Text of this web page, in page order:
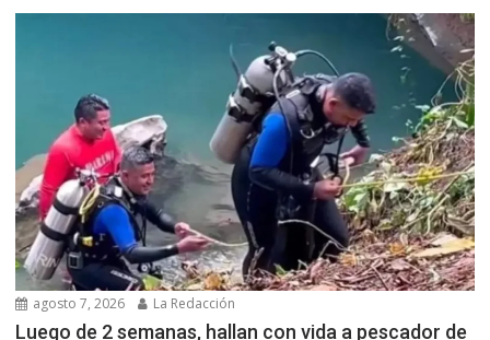
agosto 7, 2026 La Redacción
Luego de 2 semanas, hallan con vida a pescador de